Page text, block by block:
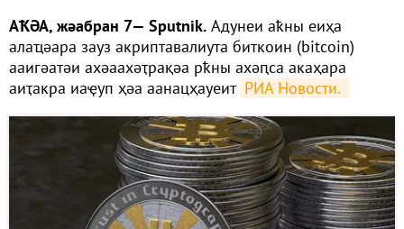
АҞӘА, жәабран 7— Sputnik. Адунеи аҟны еиҳа
алаҵәара зауз акриптавалиута биткоин (bitcoin)
ааигәатәи ахәаахәҭрақәа рҟны ахәԥса акаҳара
аиҭакра иаҿуп ҳәа аанацҳауеит РИА Новости.